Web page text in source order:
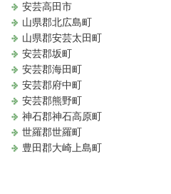
安芸高田市
山県郡北広島町
山県郡安芸太田町
安芸郡坂町
安芸郡海田町
安芸郡府中町
安芸郡熊野町
神石郡神石高原町
世羅郡世羅町
豊田郡大崎上島町